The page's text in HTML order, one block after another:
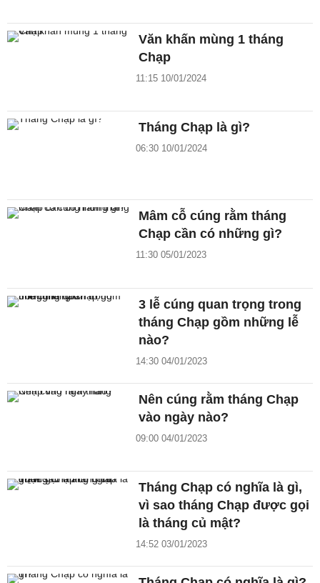
Văn khấn mùng 1 tháng
Chạp
11:15 10/01/2024
Tháng Chạp là gì?
06:30 10/01/2024
Mâm cỗ cúng rằm tháng
Chạp cần có những gì?
11:30 05/01/2023
3 lễ cúng quan trọng trong
tháng Chạp gồm những lễ
nào?
14:30 04/01/2023
Nên cúng rằm tháng Chạp
vào ngày nào?
09:00 04/01/2023
Tháng Chạp có nghĩa là gì,
vì sao tháng Chạp được gọi
là tháng củ mật?
14:52 03/01/2023